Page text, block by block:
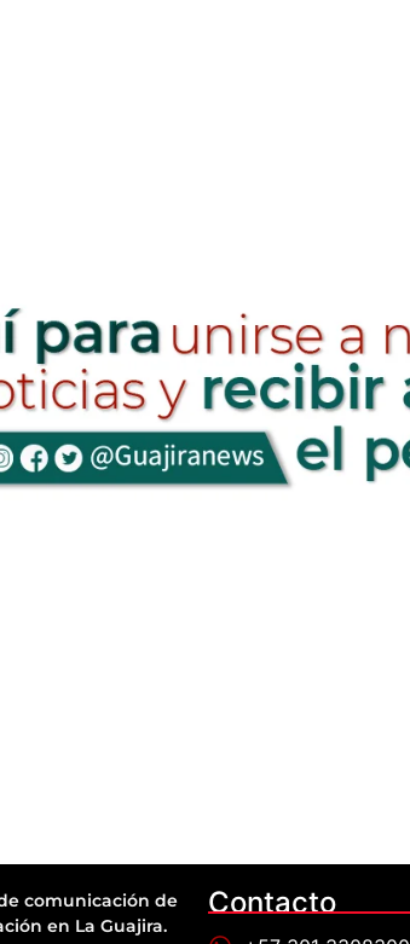
comunicación de
en La Guajira.
Contacto